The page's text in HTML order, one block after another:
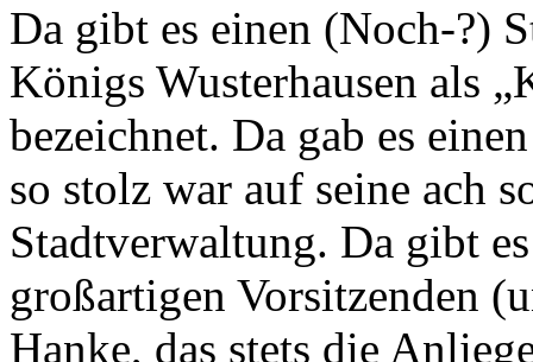
Da gibt es einen (Noch-?)
Königs Wusterhausen als
bezeichnet. Da gab es
so stolz war auf seine ach
Stadtverwaltung. Da gibt
großartigen Vorsitzenden
Hanke, das stets die